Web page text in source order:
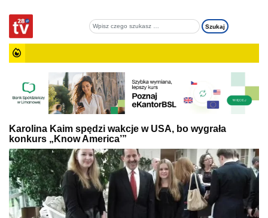
Karolina Kaim spędzi wakcje w USA, bo wygrała
konkurs „Know America’”